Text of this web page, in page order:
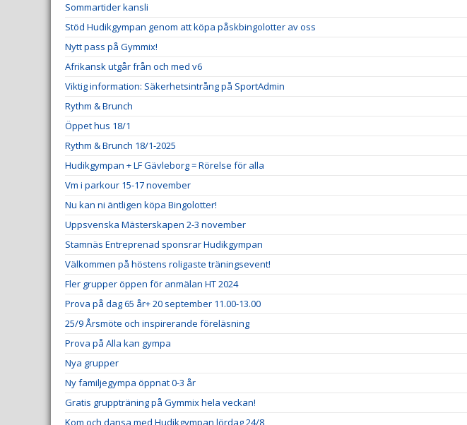
Sommartider kansli
Stöd Hudikgympan genom att köpa påskbingolotter av oss
Nytt pass på Gymmix!
Afrikansk utgår från och med v6
Viktig information: Säkerhetsintrång på SportAdmin
Rythm & Brunch
Öppet hus 18/1
Rythm & Brunch 18/1-2025
Hudikgympan + LF Gävleborg = Rörelse för alla
Vm i parkour 15-17 november
Nu kan ni äntligen köpa Bingolotter!
Uppsvenska Mästerskapen 2-3 november
Stamnäs Entreprenad sponsrar Hudikgympan
Välkommen på höstens roligaste träningsevent!
Fler grupper öppen för anmälan HT 2024
Prova på dag 65 år+ 20 september 11.00-13.00
25/9 Årsmöte och inspirerande föreläsning
Prova på Alla kan gympa
Nya grupper
Ny familjegympa öppnat 0-3 år
Gratis gruppträning på Gymmix hela veckan!
Kom och dansa med Hudikgympan lördag 24/8